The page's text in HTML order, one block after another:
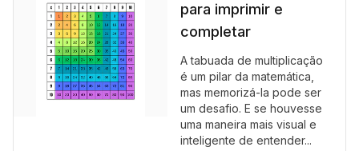
para imprimir e
completar
A tabuada de multiplicação
é um pilar da matemática,
mas memorizá-la pode ser
um desafio. E se houvesse
uma maneira mais visual e
inteligente de entender...